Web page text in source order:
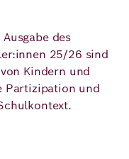
des
25/26 sind
Kindern und
Partizipation und